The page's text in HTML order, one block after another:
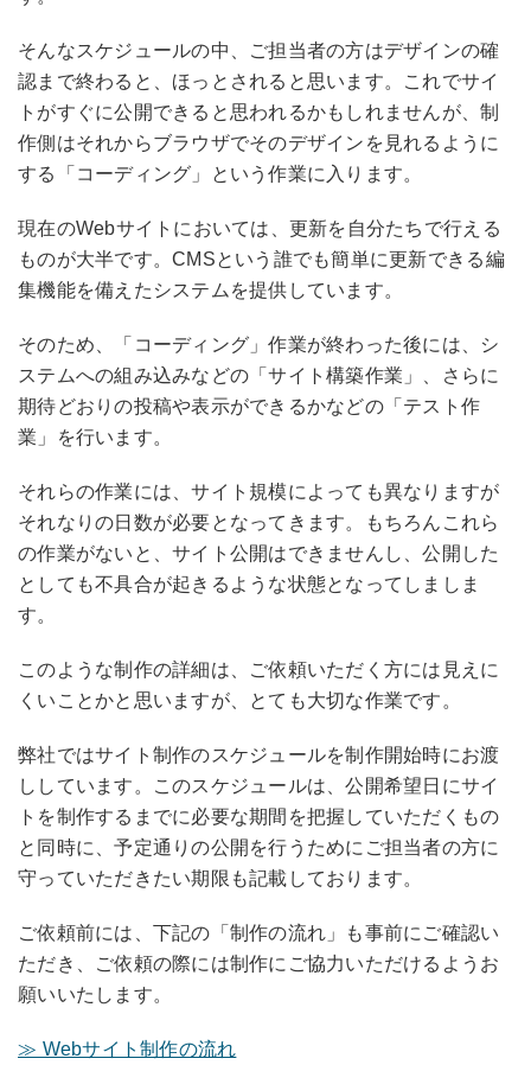
そんなスケジュールの中、ご担当者の方はデザインの確
認まで終わると、ほっとされると思います。これでサイ
トがすぐに公開できると思われるかもしれませんが、制
作側はそれからブラウザでそのデザインを見れるように
する「コーディング」という作業に入ります。
現在のWebサイトにおいては、更新を自分たちで行える
ものが大半です。CMSという誰でも簡単に更新できる編
集機能を備えたシステムを提供しています。
そのため、「コーディング」作業が終わった後には、シ
ステムへの組み込みなどの「サイト構築作業」、さらに
期待どおりの投稿や表示ができるかなどの「テスト作
業」を行います。
それらの作業には、サイト規模によっても異なりますが
それなりの日数が必要となってきます。もちろんこれら
の作業がないと、サイト公開はできませんし、公開した
としても不具合が起きるような状態となってしましま
す。
このような制作の詳細は、ご依頼いただく方には見えに
くいことかと思いますが、とても大切な作業です。
弊社ではサイト制作のスケジュールを制作開始時にお渡
ししています。このスケジュールは、公開希望日にサイ
トを制作するまでに必要な期間を把握していただくもの
と同時に、予定通りの公開を行うためにご担当者の方に
守っていただきたい期限も記載しております。
ご依頼前には、下記の「制作の流れ」も事前にご確認い
ただき、ご依頼の際には制作にご協力いただけるようお
願いいたします。
≫ Webサイト制作の流れ